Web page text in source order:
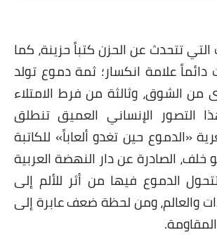
تتحدث عن الحزن كتباً حزينة، كما
علامة انكسار؛ ثمة دموع تولد
من الشوق، وثالثة من فرط الامتلاء
التصور الإنساني العميق تنطلق
«الدموع حين تغدو ألعاباً» للكاتبة
الصادرة عن دار النهضة العربية
الدموع فيها من أثر للألم إلى
والعالم، ومن لحظة ضعف عابرة إلى